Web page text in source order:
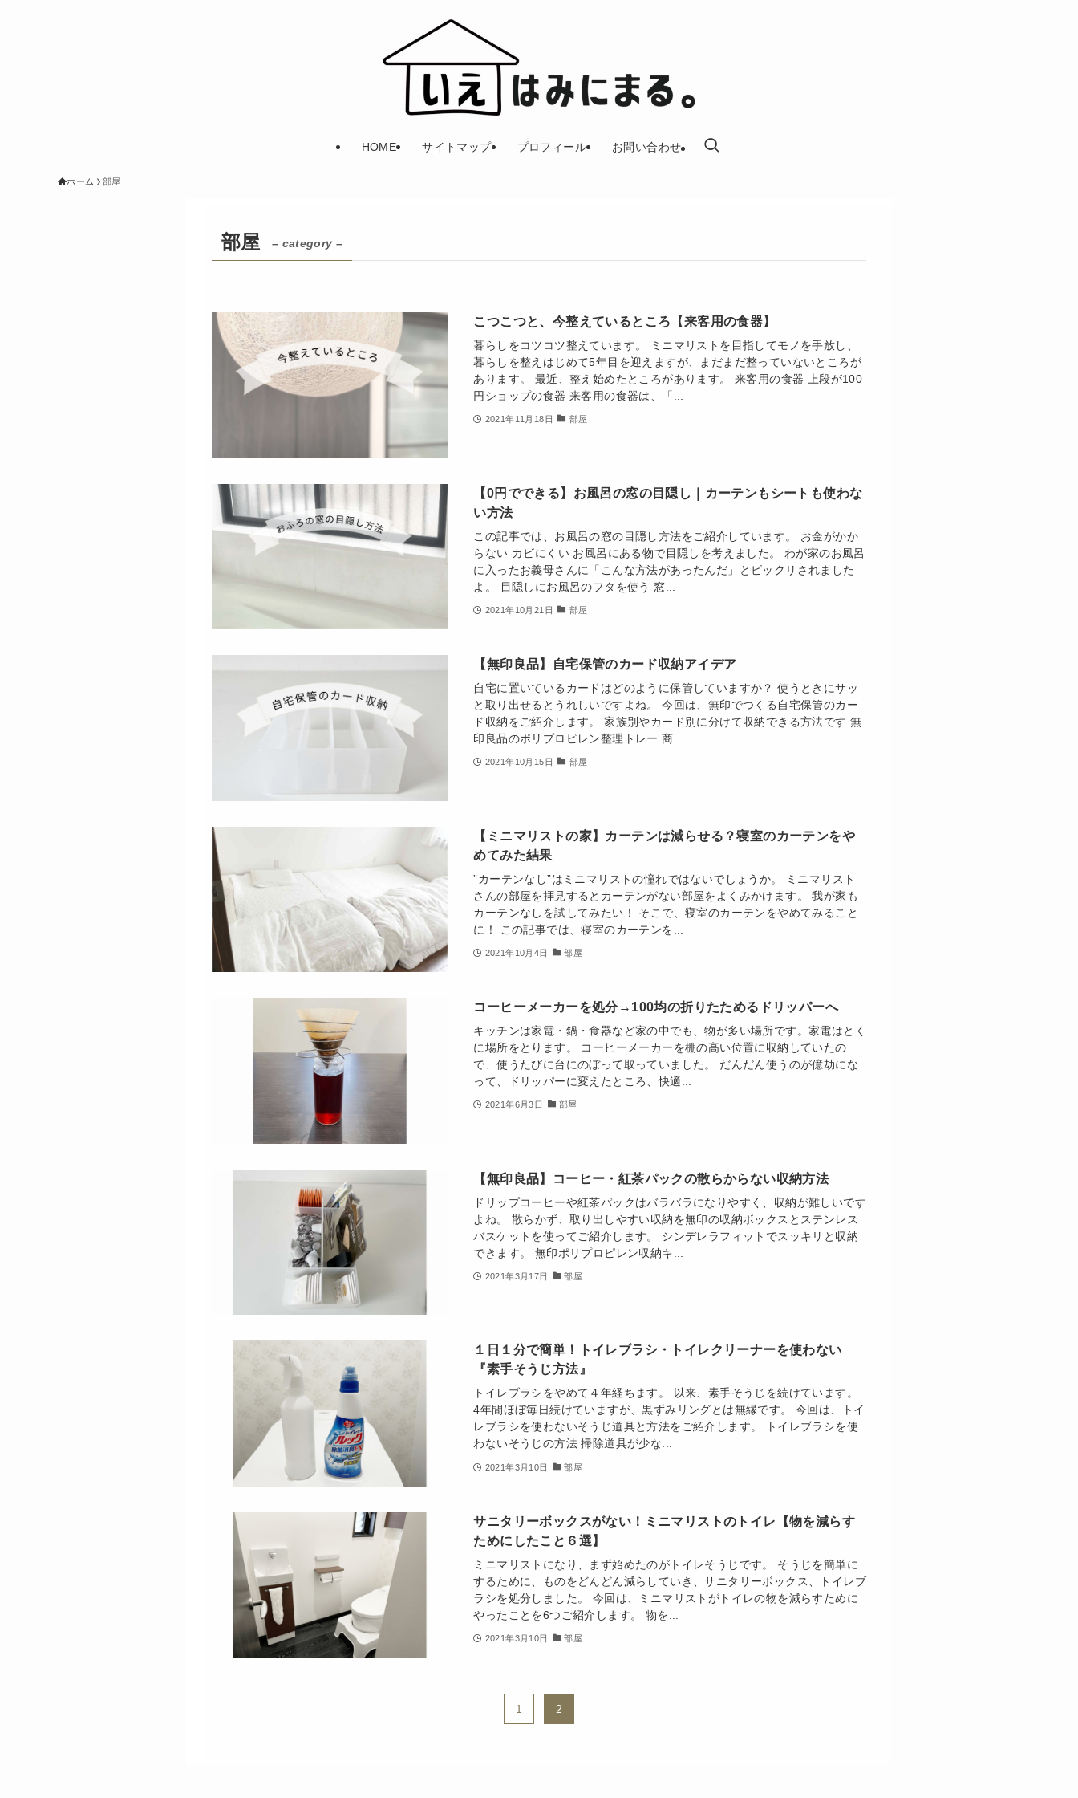
HOME サイトマップ プロフィール お問い合わせ
ホーム 部屋
部屋 – category –
こつこつと、今整えているところ【来客用の食器】
暮らしをコツコツ整えています。 ミニマリストを目指してモノを手放し、
暮らしを整えはじめて5年目を迎えますが、まだまだ整っていないところが
あります。 最近、整え始めたところがあります。 来客用の食器 上段が100
円ショップの食器 来客用の食器は、「...
2021年11月18日 部屋
【0円でできる】お風呂の窓の目隠し｜カーテンもシートも使わな
い方法
この記事では、お風呂の窓の目隠し方法をご紹介しています。 お金がかか
らない カビにくい お風呂にある物で目隠しを考えました。 わが家のお風呂
に入ったお義母さんに「こんな方法があったんだ」とビックリされました
よ。 目隠しにお風呂のフタを使う 窓...
2021年10月21日 部屋
【無印良品】自宅保管のカード収納アイデア
自宅に置いているカードはどのように保管していますか？ 使うときにサッ
と取り出せるとうれしいですよね。 今回は、無印でつくる自宅保管のカー
ド収納をご紹介します。 家族別やカード別に分けて収納できる方法です 無
印良品のポリプロピレン整理トレー 商...
2021年10月15日 部屋
【ミニマリストの家】カーテンは減らせる？寝室のカーテンをや
めてみた結果
”カーテンなし”はミニマリストの憧れではないでしょうか。 ミニマリスト
さんの部屋を拝見するとカーテンがない部屋をよくみかけます。 我が家も
カーテンなしを試してみたい！ そこで、寝室のカーテンをやめてみること
に！ この記事では、寝室のカーテンを...
2021年10月4日 部屋
コーヒーメーカーを処分→100均の折りたためるドリッパーへ
キッチンは家電・鍋・食器など家の中でも、物が多い場所です。家電はとく
に場所をとります。 コーヒーメーカーを棚の高い位置に収納していたの
で、使うたびに台にのぼって取っていました。 だんだん使うのが億劫にな
って、ドリッパーに変えたところ、快適...
2021年6月3日 部屋
【無印良品】コーヒー・紅茶パックの散らからない収納方法
ドリップコーヒーや紅茶パックはバラバラになりやすく、収納が難しいです
よね。 散らかず、取り出しやすい収納を無印の収納ボックスとステンレス
バスケットを使ってご紹介します。 シンデレラフィットでスッキリと収納
できます。 無印ポリプロピレン収納キ...
2021年3月17日 部屋
１日１分で簡単！トイレブラシ・トイレクリーナーを使わない
『素手そうじ方法』
トイレブラシをやめて４年経ちます。 以来、素手そうじを続けています。
4年間ほぼ毎日続けていますが、黒ずみリングとは無縁です。 今回は、トイ
レブラシを使わないそうじ道具と方法をご紹介します。 トイレブラシを使
わないそうじの方法 掃除道具が少な...
2021年3月10日 部屋
サニタリーボックスがない！ミニマリストのトイレ【物を減らす
ためにしたこと６選】
ミニマリストになり、まず始めたのがトイレそうじです。 そうじを簡単に
するために、ものをどんどん減らしていき、サニタリーボックス、トイレブ
ラシを処分しました。 今回は、ミニマリストがトイレの物を減らすために
やったことを6つご紹介します。 物を...
2021年3月10日 部屋
1 2